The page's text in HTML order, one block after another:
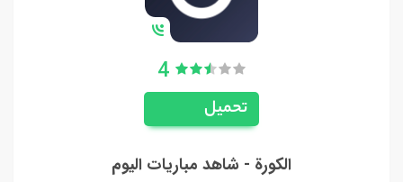
4
تحميل
الكورة - شاهد مباريات اليوم